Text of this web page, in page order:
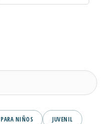
NIÑOS JUVENIL